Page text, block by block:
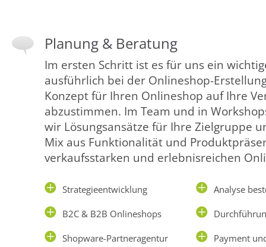
Planung & Beratung
Im ersten Schritt ist es für uns ein
ausführlich bei der Onlineshop-
Konzept für Ihren Onlineshop auf Ihre
abzustimmen. Im Team und in
wir Lösungsansätze für Ihre Zielgruppe
Mix aus Funktionalität und
verkaufsstarken und erlebnisreichen
Strategieentwicklung Analyse
B2C & B2B Onlineshops
Shopware-Partneragentur Payment